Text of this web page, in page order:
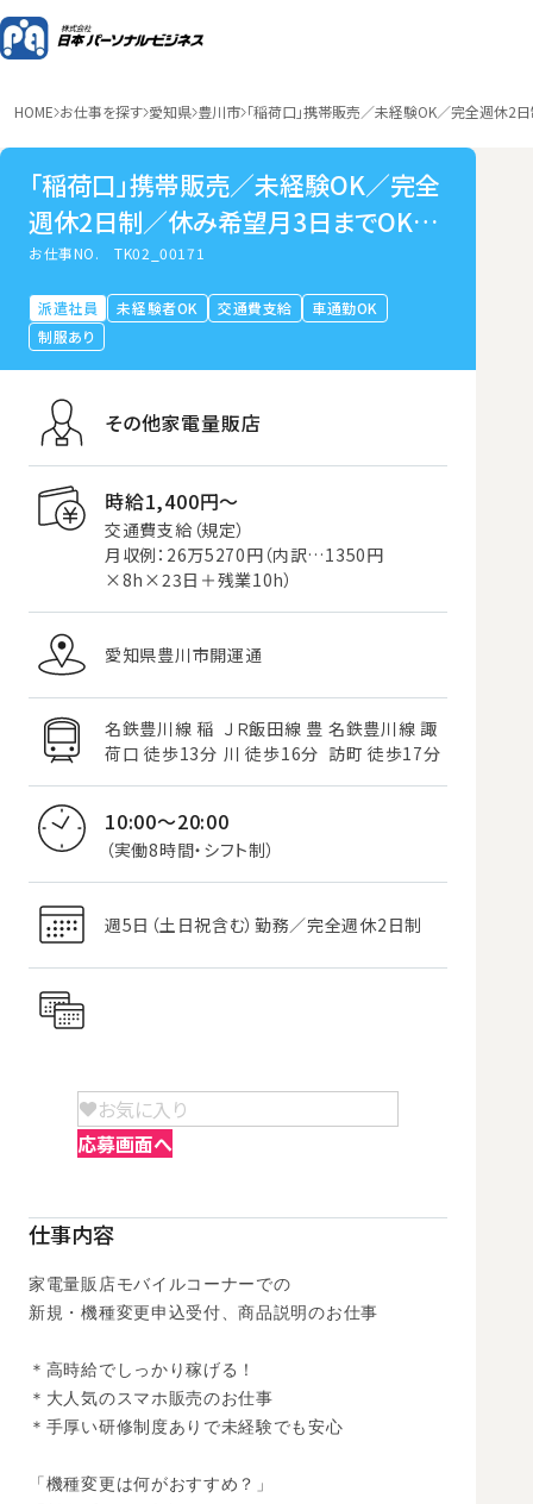
HOME お仕事を探す 愛知県 豊川市 「稲荷口」携帯販売／未経験OK／完全週休2
「稲荷口」携帯販売／未経験OK／完全
週休2日制／休み希望月3日までOK／
研修手厚い
お仕事NO.TK02_00171
派遣社員 未経験者OK 交通費支給
車通勤OK
制服あり
その他家電量販店
時給1,400円〜
交通費支給（規定）
月収例：26万5270円（内訳…1350円
×8h×23日＋残業10h）
愛知県豊川市開運通
名鉄豊川線 稲
荷口 徒歩13分
ＪＲ飯田線 豊
川 徒歩16分
名鉄豊川線 諏
訪町 徒歩17分
10:00～20:00
（実働8時間・シフト制）
週5日（土日祝含む）勤務／完全週休2日制
お気に入り
応募画面へ
仕事内容
家電量販店モバイルコーナーでの
新規・機種変更申込受付、商品説明のお仕事
＊高時給でしっかり稼げる！
＊大人気のスマホ販売のお仕事
＊手厚い研修制度ありで未経験でも安心
「機種変更は何がおすすめ？」